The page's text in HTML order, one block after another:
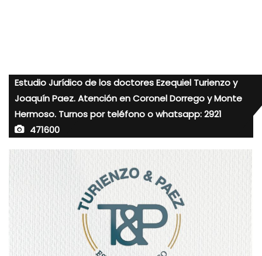
Estudio Jurídico de los doctores Ezequiel Turienzo y
Joaquín Paez. Atención en Coronel Dorrego y Monte
Hermoso. Turnos por teléfono o whatsapp: 2921
471600